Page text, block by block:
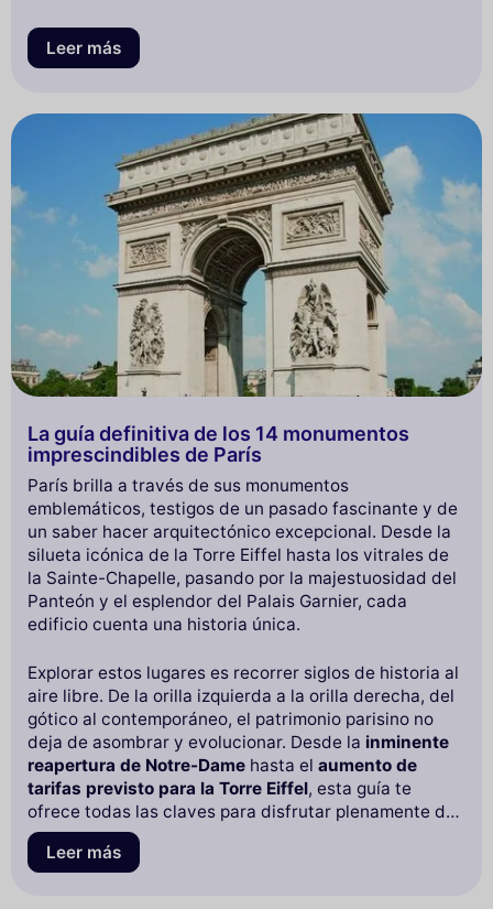
Leer más
La guía definitiva de los 14 monumentos
imprescindibles de París
París brilla a través de sus monumentos
emblemáticos, testigos de un pasado fascinante y de
un saber hacer arquitectónico excepcional. Desde la
silueta icónica de la Torre Eiffel hasta los vitrales de
la Sainte-Chapelle, pasando por la majestuosidad del
Panteón y el esplendor del Palais Garnier, cada
edificio cuenta una historia única.
Explorar estos lugares es recorrer siglos de historia al
aire libre. De la orilla izquierda a la orilla derecha, del
gótico al contemporáneo, el patrimonio parisino no
deja de asombrar y evolucionar. Desde la inminente
reapertura de Notre-Dame hasta el aumento de
tarifas previsto para la Torre Eiffel, esta guía te
ofrece todas las claves para disfrutar plenamente de
estos sitios míticos.
Leer más